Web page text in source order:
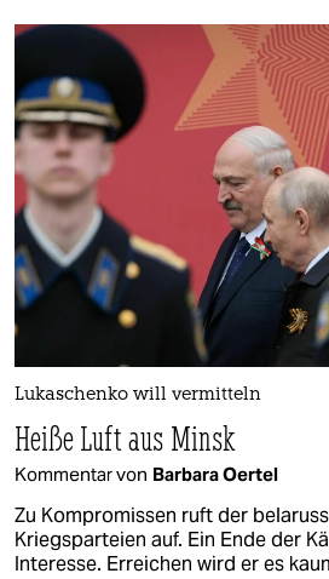
Lukaschenko will vermitteln
Heiße Luft aus Minsk
Kommentar von Barbara Oertel
Zu Kompromissen ruft der
Kriegsparteien auf. Ein Ende der
Interesse. Erreichen wird er es